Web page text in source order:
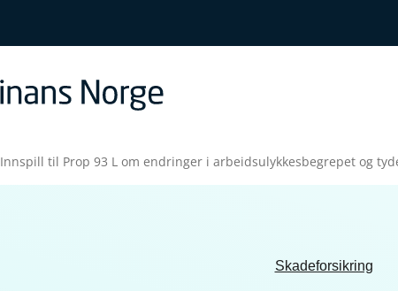
Innspill til Prop 93 L om endringer i arbeidsulykkesbegrepet og
Skadeforsikring